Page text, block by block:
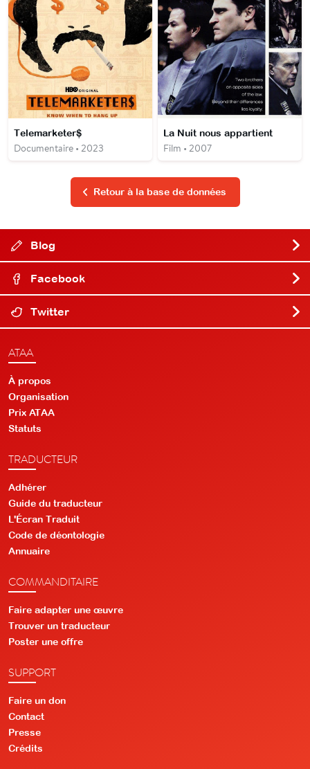
Telemarketer$
Documentaire • 2023
La Nuit nous appartient
Film • 2007
Retour à la base de données
Blog
Facebook
Twitter
ATAA
À propos
Organisation
Prix ATAA
Statuts
TRADUCTEUR
Adhérer
Guide du traducteur
L'Écran Traduit
Code de déontologie
Annuaire
COMMANDITAIRE
Faire adapter une œuvre
Trouver un traducteur
Poster une offre
SUPPORT
Faire un don
Contact
Presse
Crédits